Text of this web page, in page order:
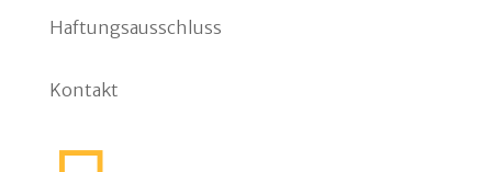
Haftungsausschluss
Kontakt